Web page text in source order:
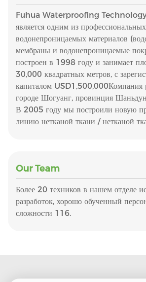
Fuhua Waterproofing
является одним из
водонепроницаемых материалов
мембраны и водонепроницаемые
построен в 1998 году и занимает
30,000 квадратных метров, с
капиталом USD1,500,000Компания
городе Шогуанг, провинция
В 2005 году мы построили новую
линию нетканой ткани / нетканой
Our Team
Более 20 техников в нашем отделе
разработок, хорошо обученный
сложности 116.